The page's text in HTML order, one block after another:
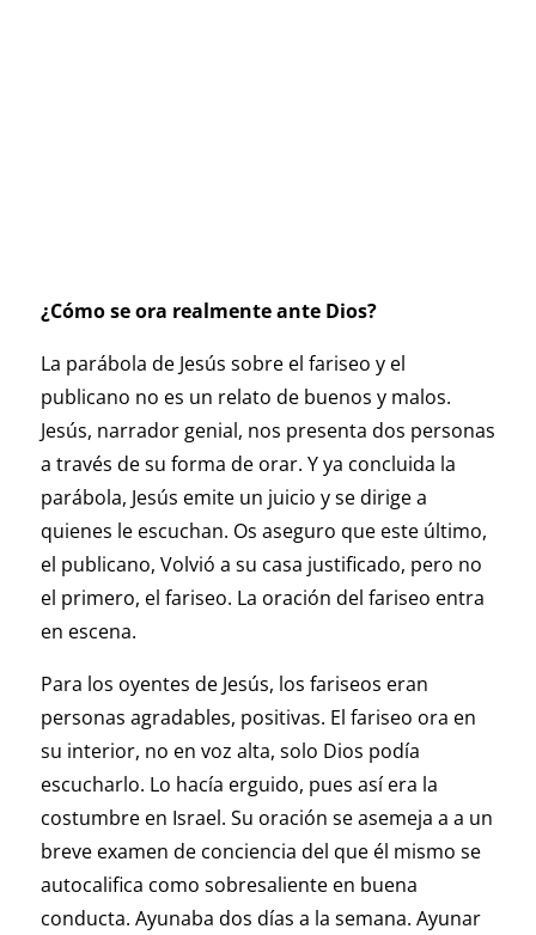
¿Cómo se ora realmente ante Dios?
La parábola de Jesús sobre el fariseo y el
publicano no es un relato de buenos y malos.
Jesús, narrador genial, nos presenta dos personas
a través de su forma de orar. Y ya concluida la
parábola, Jesús emite un juicio y se dirige a
quienes le escuchan. Os aseguro que este último,
el publicano, Volvió a su casa justificado, pero no
el primero, el fariseo. La oración del fariseo entra
en escena.
Para los oyentes de Jesús, los fariseos eran
personas agradables, positivas. El fariseo ora en
su interior, no en voz alta, solo Dios podía
escucharlo. Lo hacía erguido, pues así era la
costumbre en Israel. Su oración se asemeja a a un
breve examen de conciencia del que él mismo se
autocalifica como sobresaliente en buena
conducta. Ayunaba dos días a la semana. Ayunar